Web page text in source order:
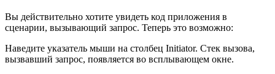
Вы действительно хотите увидеть код приложения в
сценарии, вызывающий запрос. Теперь это возможно:
Наведите указатель мыши на столбец Initiator. Стек вызова,
вызвавший запрос, появляется во всплывающем окне.